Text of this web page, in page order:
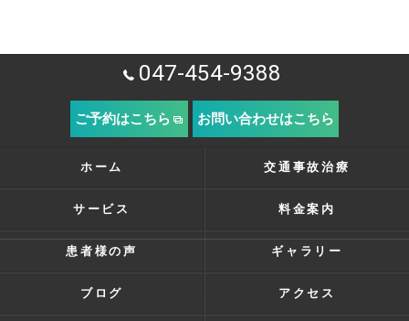
047-454-9388
ご予約はこちら お問い合わせはこちら
ホーム 交通事故治療
サービス 料金案内
患者様の声 ギャラリー
ブログ アクセス